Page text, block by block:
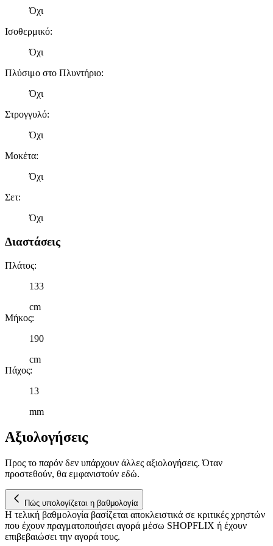
Όχι
Ισοθερμικό:
Όχι
Πλύσιμο στο Πλυντήριο:
Όχι
Στρογγυλό:
Όχι
Μοκέτα:
Όχι
Σετ:
Όχι
Διαστάσεις
Πλάτος:
133
cm
Μήκος:
190
cm
Πάχος:
13
mm
Αξιολογήσεις
Προς το παρόν δεν υπάρχουν άλλες αξιολογήσεις. Όταν
προστεθούν, θα εμφανιστούν εδώ.
Πώς υπολογίζεται η βαθμολογία
Η τελική βαθμολογία βασίζεται αποκλειστικά σε κριτικές χρηστών
που έχουν πραγματοποιήσει αγορά μέσω SHOPFLIX ή έχουν
επιβεβαιώσει την αγορά τους.